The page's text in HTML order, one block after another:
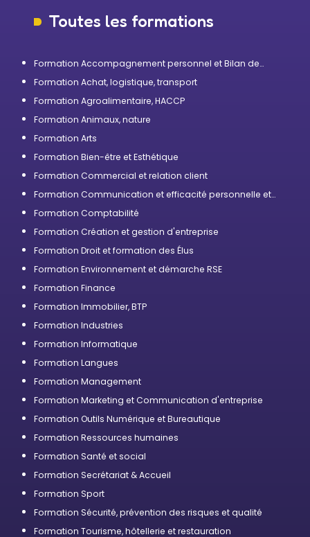
Toutes les formations
Formation Accompagnement personnel et Bilan de
Formation Achat, logistique, transport
Formation Agroalimentaire, HACCP
Formation Animaux, nature
Formation Arts
Formation Bien-être et Esthétique
Formation Commercial et relation client
Formation Communication et efficacité personnelle et
Formation Comptabilité
Formation Création et gestion d'entreprise
Formation Droit et formation des Élus
Formation Environnement et démarche RSE
Formation Finance
Formation Immobilier, BTP
Formation Industries
Formation Informatique
Formation Langues
Formation Management
Formation Marketing et Communication d'entreprise
Formation Outils Numérique et Bureautique
Formation Ressources humaines
Formation Santé et social
Formation Secrétariat & Accueil
Formation Sport
Formation Sécurité, prévention des risques et qualité
Formation Tourisme, hôtellerie et restauration